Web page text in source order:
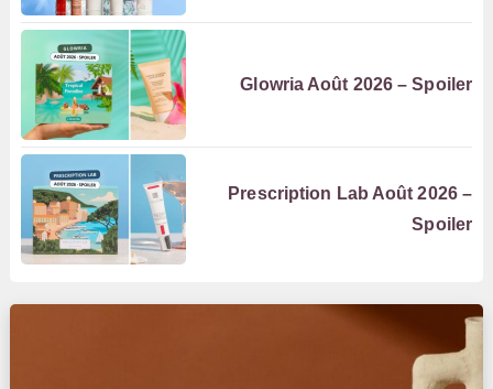
Glowria Août 2026 – Spoiler
Prescription Lab Août 2026 –
Spoiler